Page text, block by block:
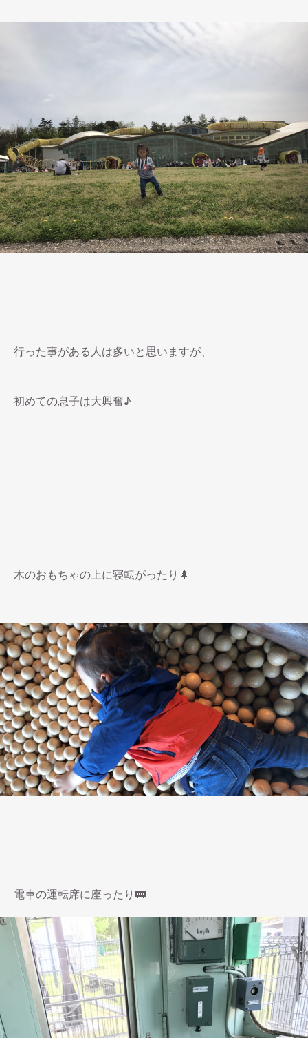
行った事がある人は多いと思いますが、
初めての息子は大興奮♪
木のおもちゃの上に寝転がったり🌲
電車の運転席に座ったり🚃